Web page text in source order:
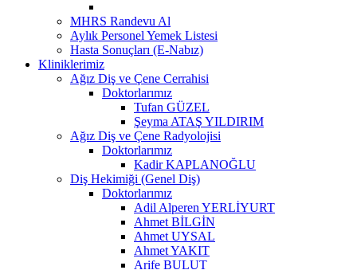
MHRS Randevu Al
Aylık Personel Yemek Listesi
Hasta Sonuçları (E-Nabız)
Kliniklerimiz
Ağız Diş ve Çene Cerrahisi
Doktorlarımız
Tufan GÜZEL
Şeyma ATAŞ YILDIRIM
Ağız Diş ve Çene Radyolojisi
Doktorlarımız
Kadir KAPLANOĞLU
Diş Hekimiği (Genel Diş)
Doktorlarımız
Adil Alperen YERLİYURT
Ahmet BİLGİN
Ahmet UYSAL
Ahmet YAKIT
Arife BULUT